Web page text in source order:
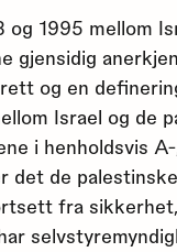
og 1995 mellom
gjensidig
og en
Israel og de
i henholdsvis
det de
fra